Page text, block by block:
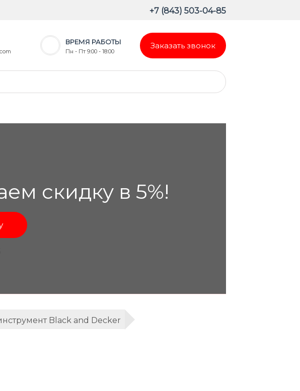
+7 (843) 503-04-85
ВРЕМЯ РАБОТЫ
Пн - Пт 9:00 - 18:00
Заказать звонок
скидку в 5%!
Black and Decker